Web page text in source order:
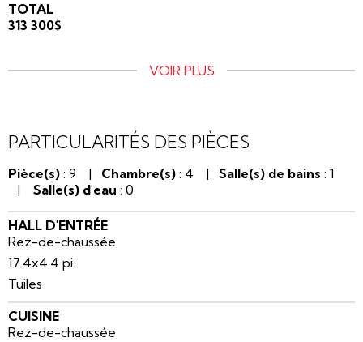
TOTAL
313 300$
VOIR PLUS
PARTICULARITÉS DES PIÈCES
Pièce(s) : 9 | Chambre(s) : 4 | Salle(s) de bains : 1
|
Salle(s) d'eau : 0
HALL D'ENTRÉE
Rez-de-chaussée
17.4x4.4 pi.
Tuiles
CUISINE
Rez-de-chaussée